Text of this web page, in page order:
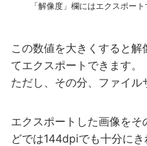
「解像度」欄にはエクスポー
この数値を大きくすると
てエクスポートできます。
ただし、その分、ファイル
エクスポートした画像を
どでは144dpiでも十分に